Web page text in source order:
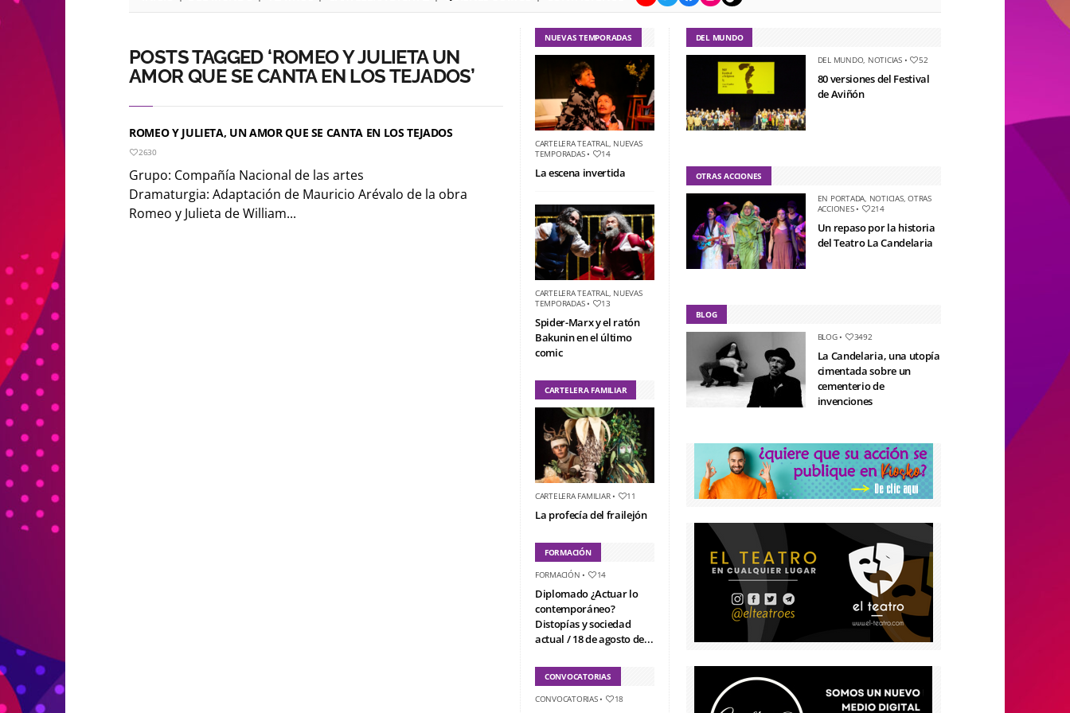
POSTS TAGGED ‘ROMEO Y JULIETA UN
AMOR QUE SE CANTA EN LOS TEJADOS’
ROMEO Y JULIETA, UN AMOR QUE SE CANTA EN LOS TEJADOS
2630
Grupo: Compañía Nacional de las artes
Dramaturgia: Adaptación de Mauricio Arévalo de la obra
Romeo y Julieta de William...
NUEVAS TEMPORADAS
CARTELERA TEATRAL, NUEVAS
TEMPORADAS• 14
La escena invertida
CARTELERA TEATRAL, NUEVAS
TEMPORADAS• 13
Spider-Marx y el ratón
Bakunin en el último
comic
CARTELERA FAMILIAR
CARTELERA FAMILIAR• 11
La profecía del frailejón
FORMACIÓN
FORMACIÓN • 14
Diplomado ¿Actuar lo
contemporáneo?
Distopías y sociedad
actual / 18 de agosto de...
CONVOCATORIAS
CONVOCATORIAS• 18
DEL MUNDO
DEL MUNDO, NOTICIAS• 52
80 versiones del Festival
de Aviñón
OTRAS ACCIONES
EN PORTADA, NOTICIAS,OTRAS
ACCIONES• 214
Un repaso por la historia
del Teatro La Candelaria
BLOG
BLOG• 3492
La Candelaria, una utopía
cimentada sobre un
cementerio de
invenciones